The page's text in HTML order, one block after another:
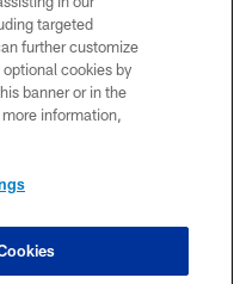
targeted
further customize
cookies by
banner or in the
information,